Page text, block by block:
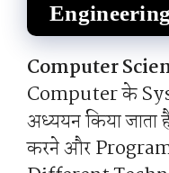
Engineering
Computer
Computer के
अध्ययन किया
करने और